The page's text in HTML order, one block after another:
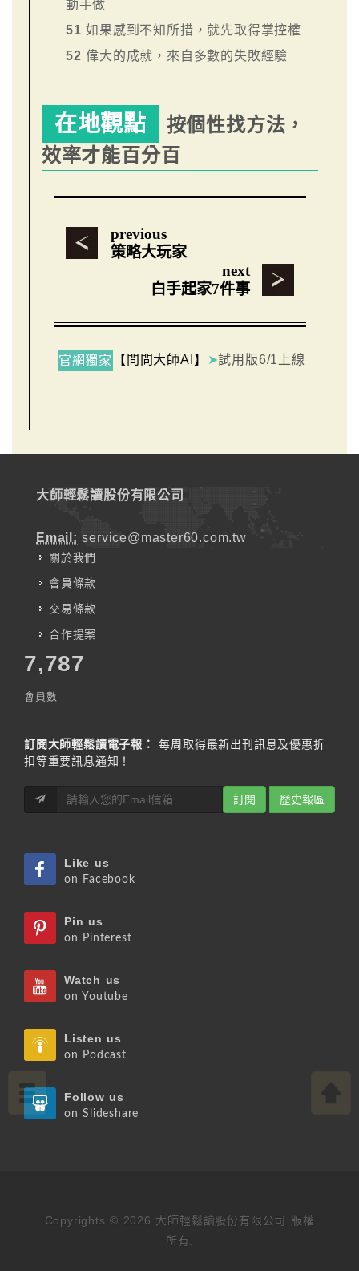
動手做
51 如果感到不知所措，就先取得掌控權
52 偉大的成就，來自多數的失敗經驗
在地觀點
按個性找方法，
效率才能百分百
previous
策略大玩家
next
白手起家7件事
官網獨家 【問問大師AI】 ➤試用版6/1上線
大師輕鬆讀股份有限公司
Email: service@master60.com.tw
關於我們
會員條款
交易條款
合作提案
7,787
會員數
訂閱大師輕鬆讀電子報：
每周取得最新出刊訊息及優惠折
扣等重要訊息通知！
訂閱 歷史報區
Like us
on Facebook
Pin us
on Pinterest
Watch us
on Youtube
Listen us
on Podcast
Follow us
on Slideshare
Copyrights © 2026 大師輕鬆讀股份有限公司 版權
所有.